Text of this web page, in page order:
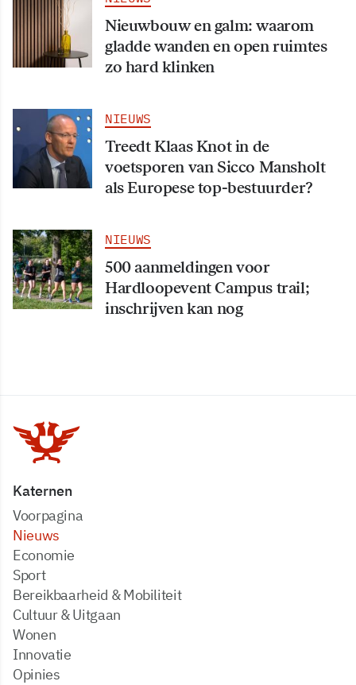
Nieuwbouw en galm: waarom
gladde wanden en open ruimtes
zo hard klinken
NIEUWS
Treedt Klaas Knot in de
voetsporen van Sicco Mansholt
als Europese top-bestuurder?
NIEUWS
500 aanmeldingen voor
Hardloopevent Campus trail;
inschrijven kan nog
Katernen
Voorpagina
Nieuws
Economie
Sport
Bereikbaarheid & Mobiliteit
Cultuur & Uitgaan
Wonen
Innovatie
Opinies